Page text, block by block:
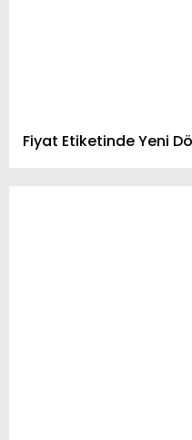
Fiyat Etiketinde Yeni